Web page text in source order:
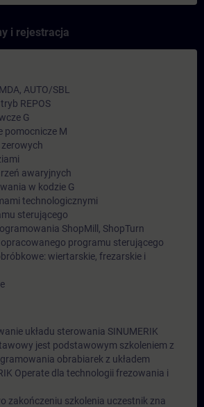
i rejestracja
AUTO/SBL
REPOS
G
pomocnicze M
awaryjnych
w kodzie G
technologicznymi
sterującego
ShopMill, ShopTurn
programu sterującego
wiertarskie, frezarskie i
układu sterowania SINUMERIK
jest podstawowym szkoleniem z
obrabiarek z układem
Operate dla technologii frezowania i
zakończeniu szkolenia uczestnik zna